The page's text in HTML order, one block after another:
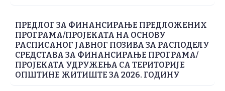
ПРЕДЛОГ ЗА ФИНАНСИРАЊЕ ПРЕДЛОЖЕНИХ
ПРОГРАМА/ПРОЈЕКАТА НА ОСНОВУ
РАСПИСАНОГ ЈАВНОГ ПОЗИВА ЗА РАСПОДЕЛУ
СРЕДСТАВА ЗА ФИНАНСИРАЊЕ ПРОГРАМА/
ПРОЈЕКАТА УДРУЖЕЊА СА ТЕРИТОРИЈЕ
ОПШТИНЕ ЖИТИШТЕ ЗА 2026. ГОДИНУ